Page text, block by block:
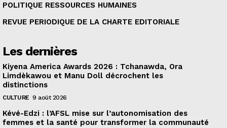
POLITIQUE RESSOURCES HUMAINES
REVUE PERIODIQUE DE LA CHARTE EDITORIALE
Les dernières
Kiyena America Awards 2026 : Tchanawda, Ora
Limdèkawou et Manu Doll décrochent les
distinctions
CULTURE 9 août 2026
Kévé-Edzi : l’AFSL mise sur l’autonomisation des
femmes et la santé pour transformer la communauté